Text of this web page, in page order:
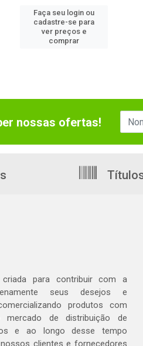
Faça seu login ou
cadastre-se para
ver preços e
comprar
nossas ofertas!
criada para contribuir com a
seus desejos e
produtos com
mercado de distribuição de
e ao longo desse tempo
clientes e fornecedores